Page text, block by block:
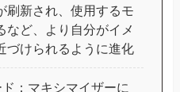
刷新され、使用するモ
など、より自分がイメ
づけられるように進化
：マキシマイザーに